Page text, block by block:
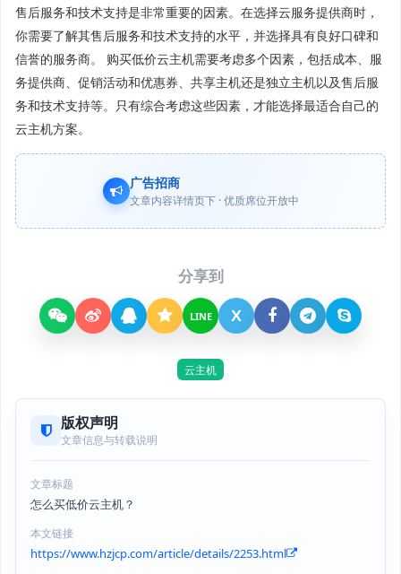
售后服务和技术支持是非常重要的因素。在选择云服务提供商时，
你需要了解其售后服务和技术支持的水平，并选择具有良好口碑和
信誉的服务商。 购买低价云主机需要考虑多个因素，包括成本、服
务提供商、促销活动和优惠券、共享主机还是独立主机以及售后服
务和技术支持等。只有综合考虑这些因素，才能选择最适合自己的
云主机方案。
广告招商
文章内容详情页下 · 优质席位开放中
分享到
LINE X
云主机
版权声明
文章信息与转载说明
文章标题
怎么买低价云主机？
本文链接
https://www.hzjcp.com/article/details/2253.html